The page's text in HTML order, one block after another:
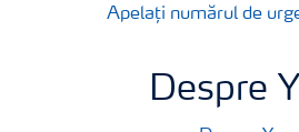
Apelați numărul de
Despre